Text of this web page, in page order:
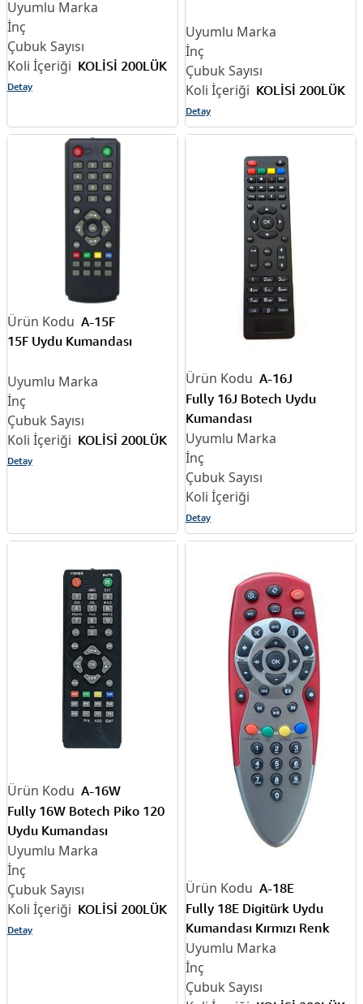
KOLİSİ 200LÜK
Detay KOLİSİ 200LÜK
Detay
A-15F
15F Uydu Kumandası
KOLİSİ 200LÜK
Detay
A-16J
Fully 16J Botech Uydu
Kumandası
Detay
A-16W
Fully 16W Botech Piko 120
Uydu Kumandası
KOLİSİ 200LÜK
Detay
A-18E
Fully 18E Digitürk Uydu
Kumandası Kırmızı Renk